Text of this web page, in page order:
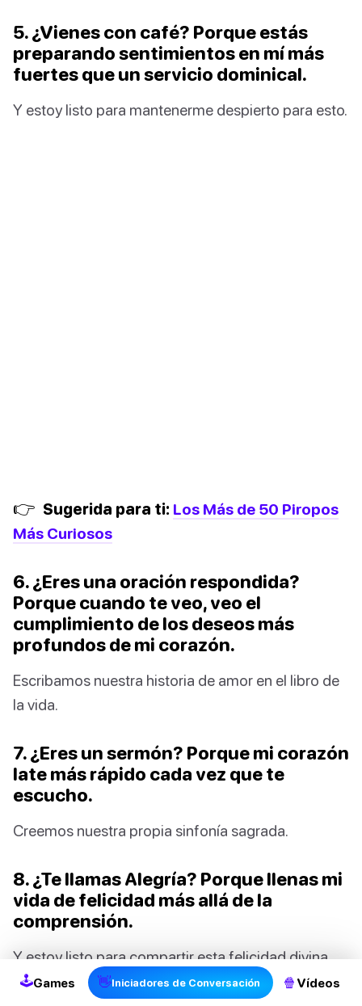
5. ¿Vienes con café? Porque estás
preparando sentimientos en mí más
fuertes que un servicio dominical.
Y estoy listo para mantenerme despierto para esto.
👉 Sugerida para ti: Los Más de 50 Piropos
Más Curiosos
6. ¿Eres una oración respondida?
Porque cuando te veo, veo el
cumplimiento de los deseos más
profundos de mi corazón.
Escribamos nuestra historia de amor en el libro de
la vida.
7. ¿Eres un sermón? Porque mi corazón
late más rápido cada vez que te
escucho.
Creemos nuestra propia sinfonía sagrada.
8. ¿Te llamas Alegría? Porque llenas mi
vida de felicidad más allá de la
comprensión.
Y estoy listo para compartir esta felicidad divina
contigo.
🕹Games 👋Iniciadores de Conversación 🍿 Vídeos